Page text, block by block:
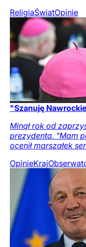
ReligiaŚwiatOpinie
"Szanuję
Minął rok od
prezydenta. "Mam
ocenił marszałek
OpinieKraj